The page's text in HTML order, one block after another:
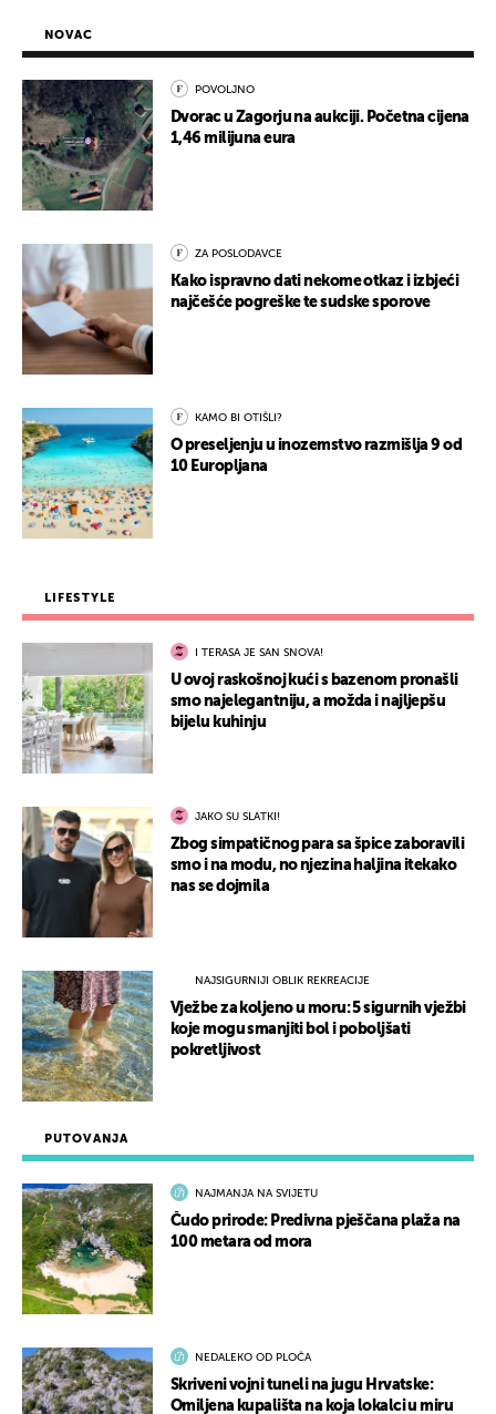
PUTOVANJA
NAJMANJA NA SVIJETU
Čudo prirode: Predivna pješčana plaža na
100 metara od mora
NEDALEKO OD PLOČA
Skriveni vojni tuneli na jugu Hrvatske:
Omiljena kupališta na koja lokalci u miru
NOVAC
POVOLJNO
Dvorac u Zagorju na aukciji. Početna cijena
1,46 milijuna eura
ZA POSLODAVCE
Kako ispravno dati nekome otkaz i izbjeći
najčešće pogreške te sudske sporove
KAMO BI OTIŠLI?
O preseljenju u inozemstvo razmišlja 9 od
10 Europljana
LIFESTYLE
I TERASA JE SAN SNOVA!
U ovoj raskošnoj kući s bazenom pronašli
smo najelegantniju, a možda i najljepšu
bijelu kuhinju
JAKO SU SLATKI!
Zbog simpatičnog para sa špice zaboravili
smo i na modu, no njezina haljina itekako
nas se dojmila
NAJSIGURNIJI OBLIK REKREACIJE
Vježbe za koljeno u moru: 5 sigurnih vježbi
koje mogu smanjiti bol i poboljšati
pokretljivost